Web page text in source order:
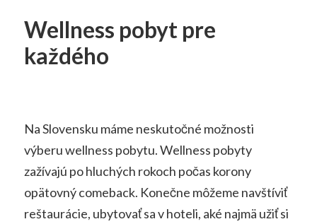
Wellness pobyt pre
každého
Na Slovensku máme neskutočné možnosti
výberu wellness pobytu. Wellness pobyty
zažívajú po hluchých rokoch počas korony
opätovný comeback. Konečne môžeme navštíviť
reštaurácie, ubytovať sa v hoteli, aké najmä užiť si